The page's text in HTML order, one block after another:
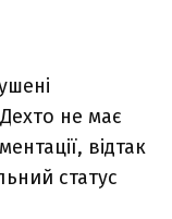
не має
відтак
статус